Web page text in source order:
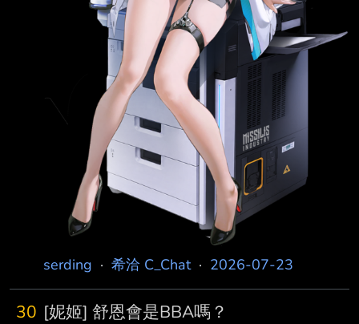
serding · 希洽 C_Chat· 2026-07-23
30 [妮姬] 舒恩會是BBA嗎？